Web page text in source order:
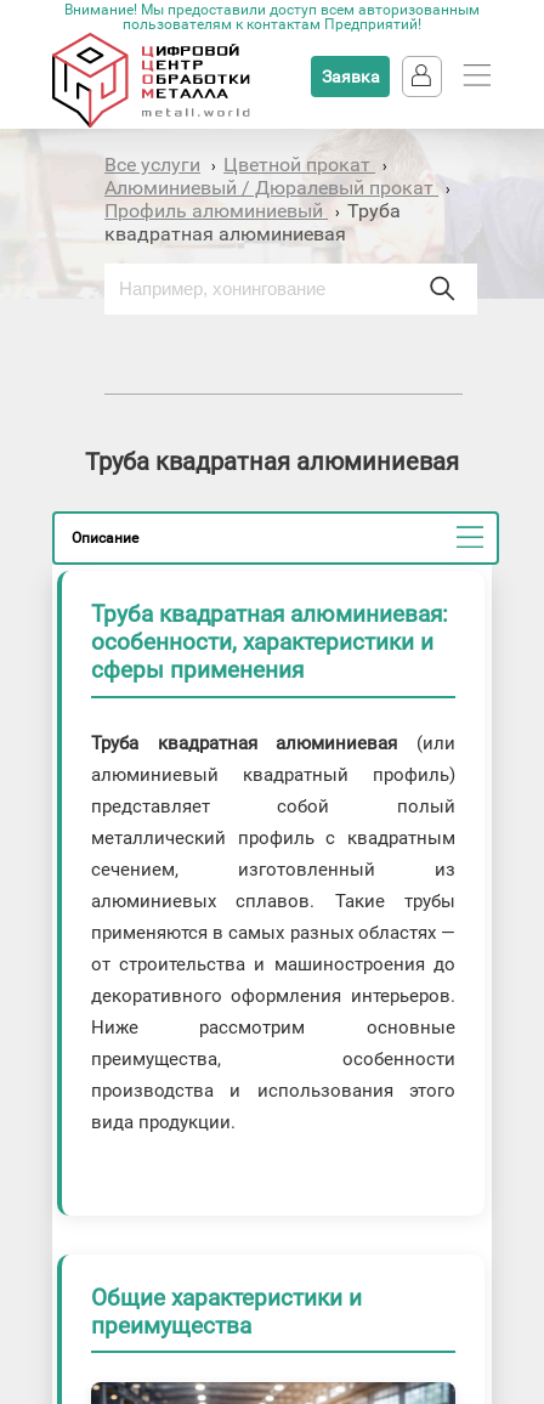
Внимание! Мы предоставили доступ всем авторизованным
пользователям к контактам Предприятий!
Заявка
Все услуги › Цветной прокат ›
Алюминиевый / Дюралевый прокат ›
Профиль алюминиевый › Труба
квадратная алюминиевая
Труба квадратная алюминиевая
Описание
Труба квадратная алюминиевая:
особенности, характеристики и
сферы применения
Труба квадратная алюминиевая (или
алюминиевый квадратный профиль)
представляет собой полый
металлический профиль с квадратным
сечением, изготовленный из
алюминиевых сплавов. Такие трубы
применяются в самых разных областях —
от строительства и машиностроения до
декоративного оформления интерьеров.
Ниже рассмотрим основные
преимущества, особенности
производства и использования этого
вида продукции.
Общие характеристики и
преимущества